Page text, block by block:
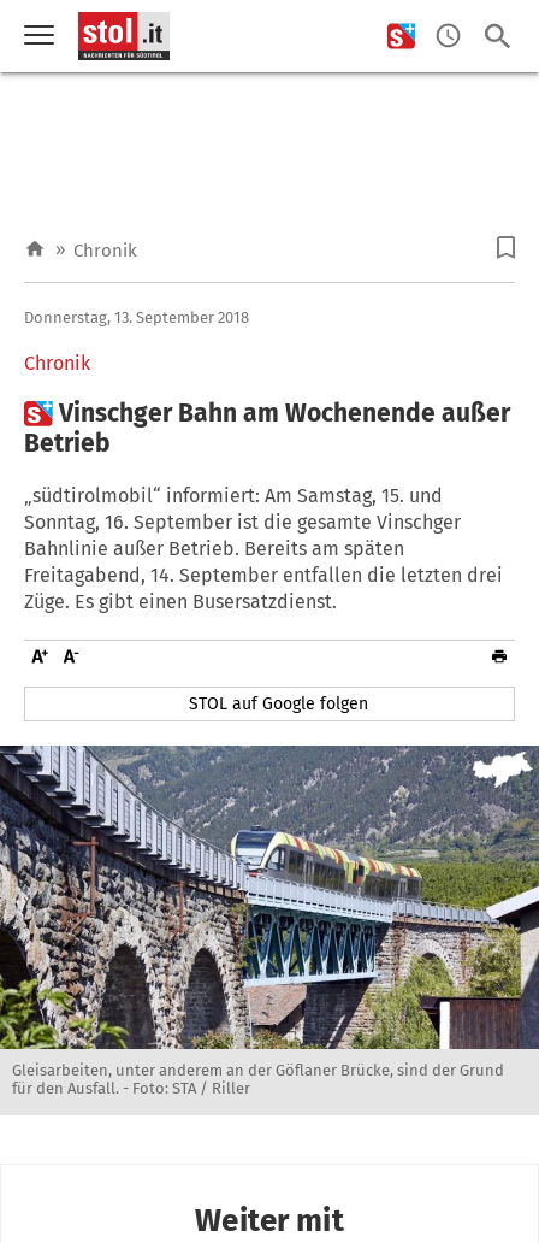
» Chronik
Chronik
Donnerstag, 13. September 2018
Vinschger Bahn am Wochenende außer
Betrieb
„südtirolmobil“ informiert: Am Samstag, 15. und
Sonntag, 16. September ist die gesamte Vinschger
Bahnlinie außer Betrieb. Bereits am späten
Freitagabend, 14. September entfallen die letzten drei
Züge. Es gibt einen Busersatzdienst.
STOL auf Google folgen
Gleisarbeiten, unter anderem an der Göflaner Brücke, sind der Grund
für den Ausfall. - Foto: STA / Riller